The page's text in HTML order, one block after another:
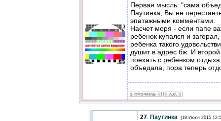
Первая мысль: "сама
Паутинка, Вы не
эпатажными комментами.
Насчет моря - если папе
ребенок купался и
ребенка такого
душит в адрес бж. И
поехать с ребенком
объедала, пора теперь
27. Паутинка (18 Июля 2015